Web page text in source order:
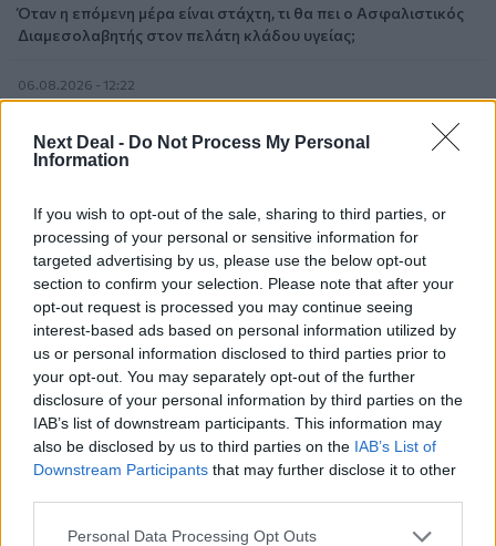
Next Deal - Do Not Process My Personal
Information
If you wish to opt-out of the sale, sharing to third parties, or
processing of your personal or sensitive information for
targeted advertising by us, please use the below opt-out
section to confirm your selection. Please note that after your
opt-out request is processed you may continue seeing
interest-based ads based on personal information utilized by
us or personal information disclosed to third parties prior to
your opt-out. You may separately opt-out of the further
disclosure of your personal information by third parties on the
IAB’s list of downstream participants. This information may
also be disclosed by us to third parties on the IAB’s List of
Downstream Participants that may further disclose it to other
Personal Data Processing Opt Outs
Όταν η επόμενη μέρα είναι στάχτη, τι θα πει ο Ασφαλιστικός
Διαμεσολαβητής στον πελάτη κλάδου υγείας;
06.08.2026 - 12:22
Kavita Patel - PhARMA Innovation Forum: Ένα στα πέντε
ζητούν οι έμποροι από την Κυβέρνηση
06.08.2026 - 10:45
Ευρώπη: Μπορεί η κλιματική αλλαγή να οδηγήσει σε
ενεργειακή κρίση;
06.08.2026 - 09:15
Στέλιος Λιανός – INTERAMERICAN / Αθηναϊκή Γενική Κλινική
06.08.2026 - 08:40
Η γαλλική «ψήφος» στο «καλώδιο» και τα συμφέροντα, οι
ελληνικές τράπεζες «πρωταθλήτριες» στα δάνεια, νέο deal
Βαρδινογιάννη- Εξάρχου και ο διπλασιασμός των κερδών της